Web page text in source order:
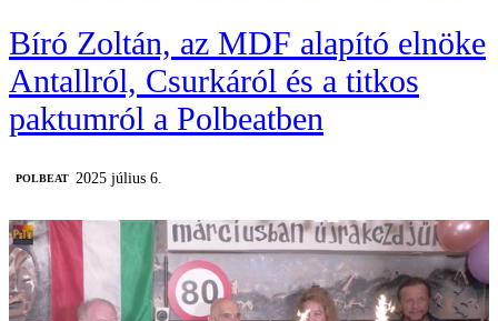
Bíró Zoltán, az MDF alapító elnöke
Antallról, Csurkáról és a titkos
paktumról a Polbeatben
‎POLBEAT 2025 július 6.